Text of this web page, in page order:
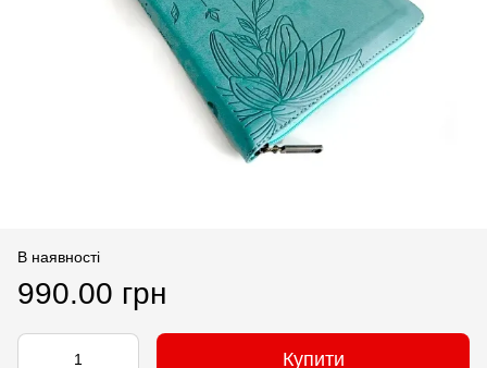
В наявності
990.00 грн
Купити